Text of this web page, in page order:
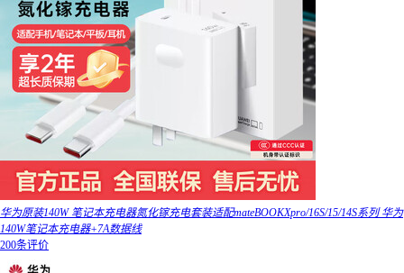
华为原装140W 笔记本充电器氮化镓充电套装适配mateBOOKXpro/16S/15/14S系列 华为
140W笔记本充电器+7A数据线
200条评价